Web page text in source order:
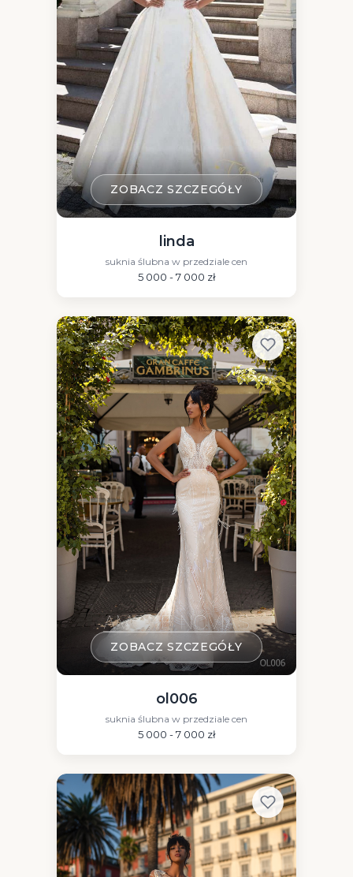
ZOBACZ SZCZEGÓŁY
linda
suknia ślubna w przedziale cen
5 000 - 7 000 zł
ZOBACZ SZCZEGÓŁY
ol006
suknia ślubna w przedziale cen
5 000 - 7 000 zł